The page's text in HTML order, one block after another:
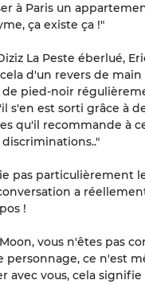
à Paris un
ça existe ça !"
La Peste éberlué,
d'un revers de main
de pied-noir
s'en est sorti grâce à
qu'il recommande à
pas particulièrement
a
!
vous n'êtes pas
personnage, ce n'est
avec vous, cela